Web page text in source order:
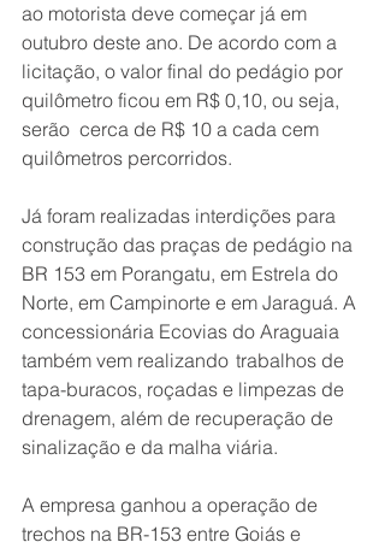
ao motorista deve começar já em
outubro deste ano. De acordo com a
licitação, o valor final do pedágio por
quilômetro ficou em R$ 0,10, ou seja,
serão  cerca de R$ 10 a cada cem
quilômetros percorridos.
Já foram realizadas interdições para
construção das praças de pedágio na
BR 153 em Porangatu, em Estrela do
Norte, em Campinorte e em Jaraguá. A
concessionária Ecovias do Araguaia
também vem realizando  trabalhos de
tapa-buracos, roçadas e limpezas de
drenagem, além de recuperação de
sinalização e da malha viária.
A empresa ganhou a operação de
trechos na BR-153 entre Goiás e